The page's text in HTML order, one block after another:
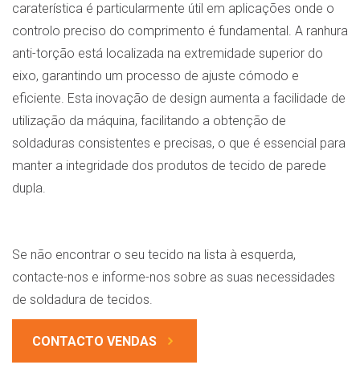
caraterística é particularmente útil em aplicações onde o
controlo preciso do comprimento é fundamental. A ranhura
anti-torção está localizada na extremidade superior do
eixo, garantindo um processo de ajuste cómodo e
eficiente. Esta inovação de design aumenta a facilidade de
utilização da máquina, facilitando a obtenção de
soldaduras consistentes e precisas, o que é essencial para
manter a integridade dos produtos de tecido de parede
dupla.
Se não encontrar o seu tecido na lista à esquerda,
contacte-nos e informe-nos sobre as suas necessidades
de soldadura de tecidos.
CONTACTO VENDAS